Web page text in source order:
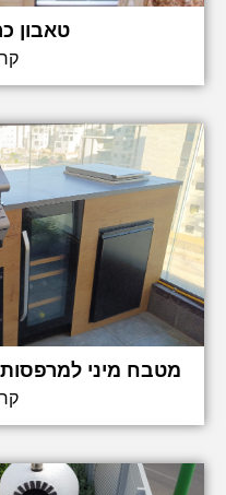
טאבון כרמל
מטבח מיני